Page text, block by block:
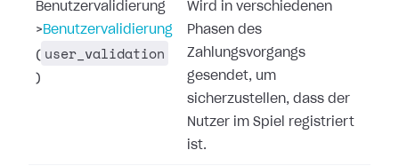
Benutzervalidierung
> Benutzervalidierung
( user_validation
)
Wird in verschiedenen
Phasen des
Zahlungsvorgangs
gesendet, um
sicherzustellen, dass der
Nutzer im Spiel registriert
ist.